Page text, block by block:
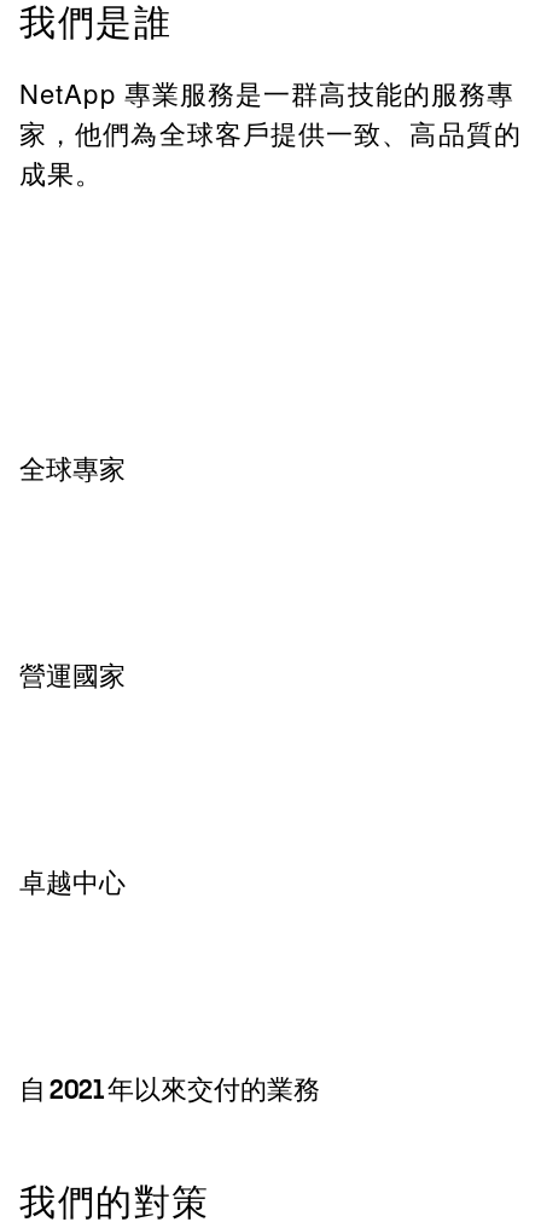
我們是誰
NetApp 專業服務是一群高技能的服務專
家，他們為全球客戶提供一致、高品質的
成果。
全球專家
營運國家
卓越中心
自 2021 年以來交付的業務
我們的對策